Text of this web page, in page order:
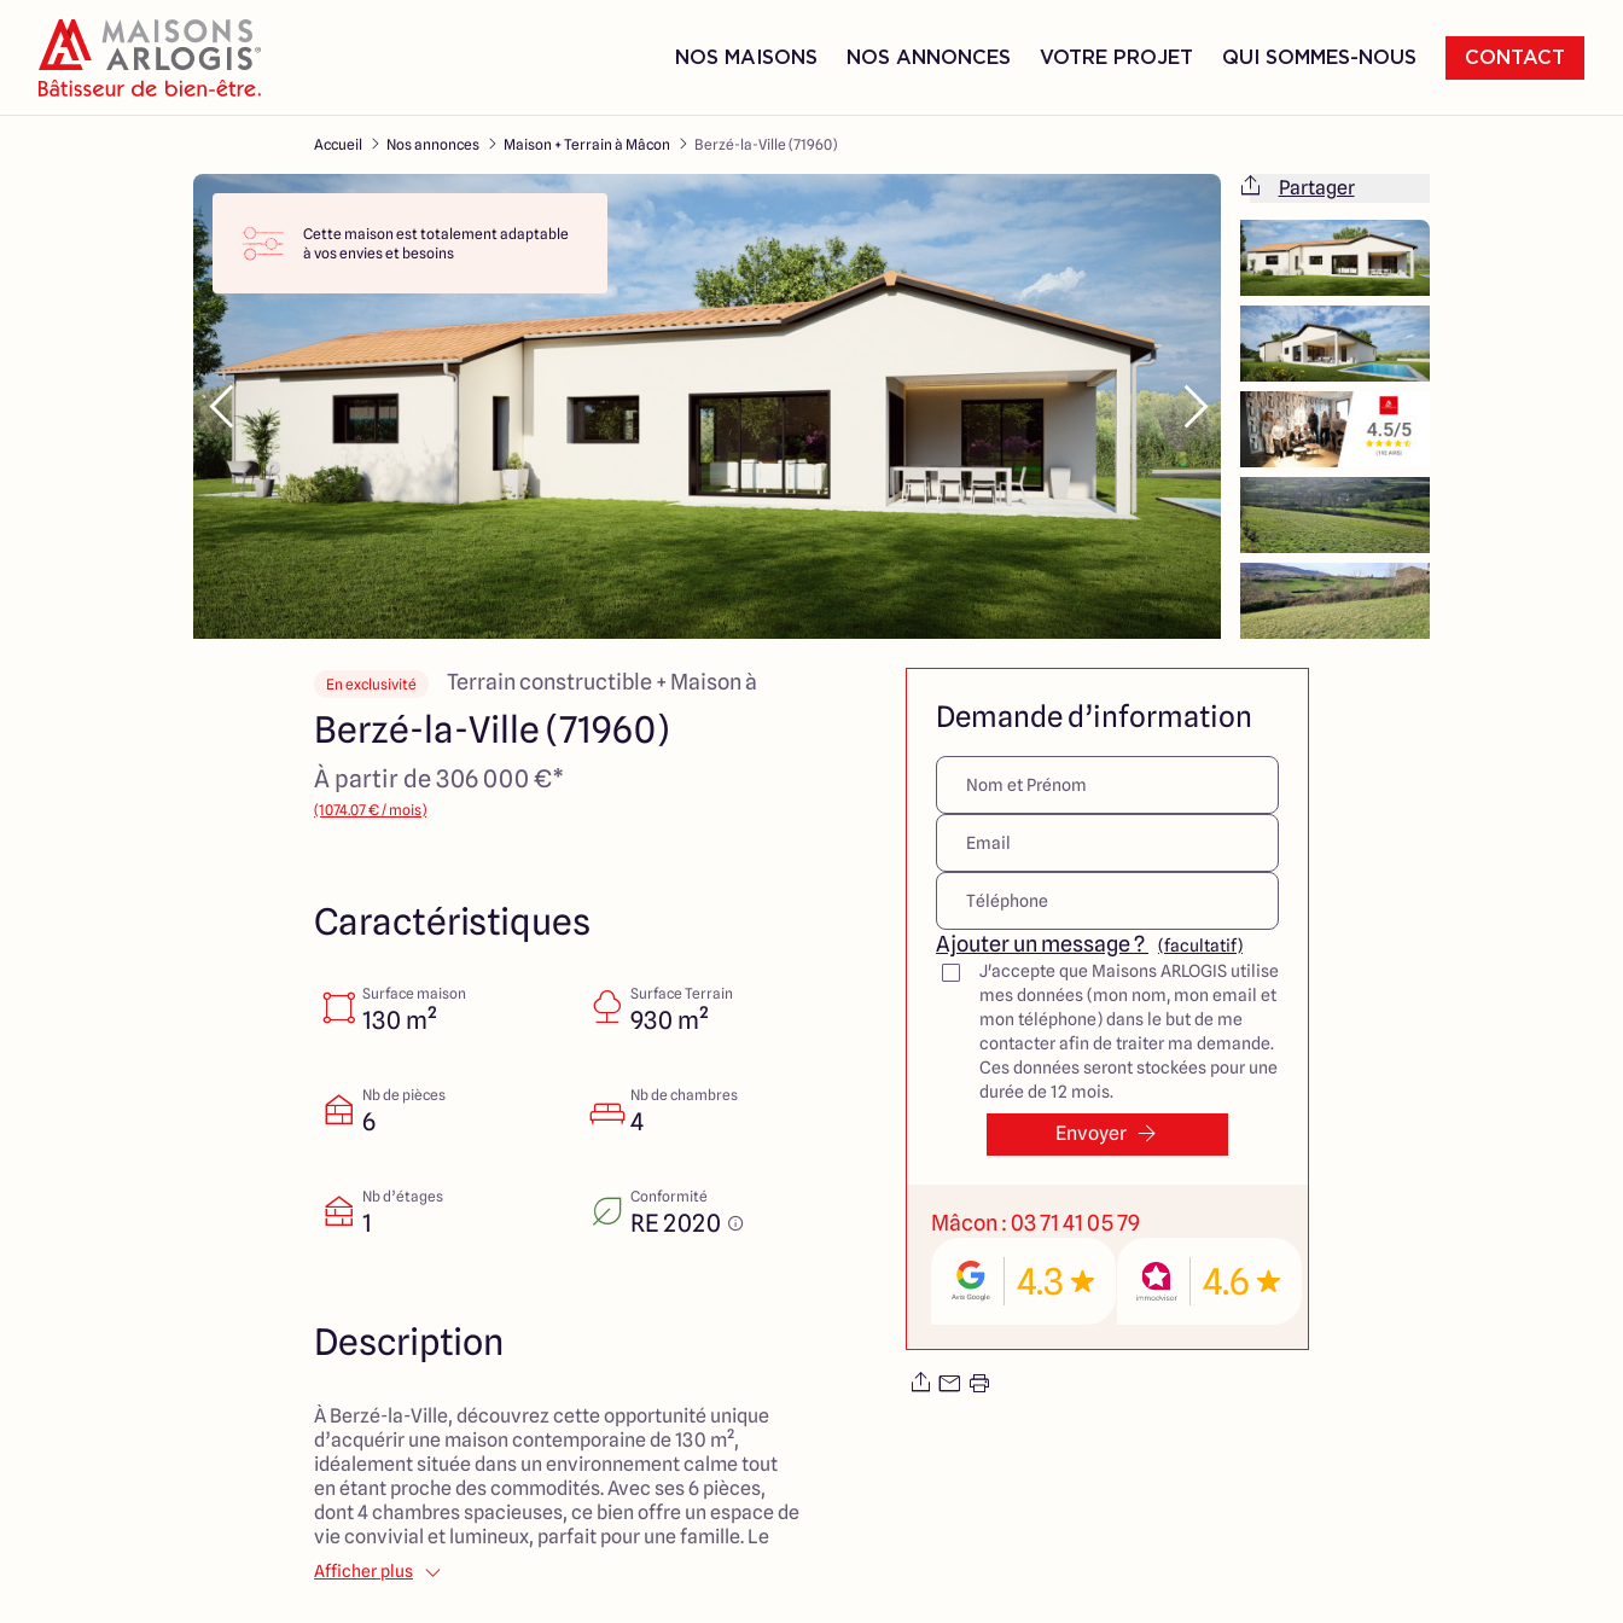
NOS MAISONS NOS ANNONCES VOTRE PROJET QUI SOMMES-NOUS CONTACT
Accueil Nos annonces Maison + Terrain à Mâcon Berzé-la-Ville (71960)
Cette maison est totalement adaptable
à vos envies et besoins
Cette maison est totalement adaptable
à vos envies et besoins
Partager
En exclusivité Terrain constructible + Maison à
Berzé-la-Ville (71960)
À partir de 306 000 €*
(1074.07 € / mois)
Caractéristiques
Surface maison
130 m²
Surface Terrain
930 m²
Nb de pièces
6
Nb de chambres
4
Nb d’étages
1
Conformité
RE 2020
Description
À Berzé-la-Ville, découvrez cette opportunité unique
d’acquérir une maison contemporaine de 130 m²,
idéalement située dans un environnement calme tout
en étant proche des commodités. Avec ses 6 pièces,
dont 4 chambres spacieuses, ce bien offre un espace de
vie convivial et lumineux, parfait pour une famille. Le
vaste salon de 55 m² est le cœur de la maison, idéal pour
se retrouver et profiter de moments agréables.
Afficher plus
Demande d’information
Ajouter un message ?
(facultatif)
J'accepte que Maisons ARLOGIS utilise
mes données (mon nom, mon email et
mon téléphone) dans le but de me
contacter afin de traiter ma demande.
Ces données seront stockées pour une
durée de 12 mois.
Envoyer
Mâcon : 03 71 41 05 79
4.3 4.6